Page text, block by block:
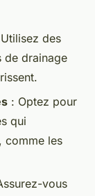
des
de drainage
: Optez pour
qui
comme les
vous